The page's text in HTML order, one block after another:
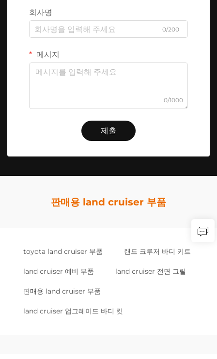
회사명
0/200
메시지
0/1000
제출
판매용 land cruiser 부품
toyota land cruiser 부품 랜드 크루저 바디 키트
land cruiser 예비 부품 land cruiser 전면 그릴
판매용 land cruiser 부품
land cruiser 업그레이드 바디 킷